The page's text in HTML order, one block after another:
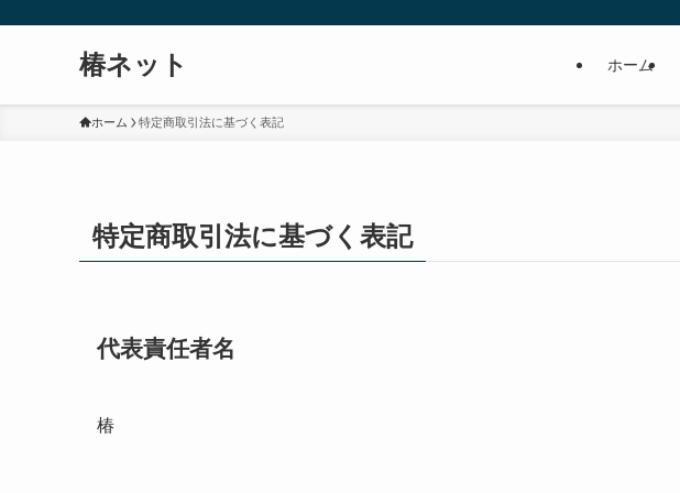
椿ネット ホーム
ホーム 特定商取引法に基づく表記
特定商取引法に基づく表記
代表責任者名
椿